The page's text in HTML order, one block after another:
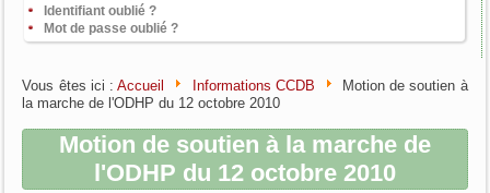
Identifiant oublié ?
Mot de passe oublié ?
Vous êtes ici :Accueil Informations CCDB
Motion de soutien à
la marche de l'ODHP du 12 octobre 2010
Motion de soutien à la marche de
l'ODHP du 12 octobre 2010